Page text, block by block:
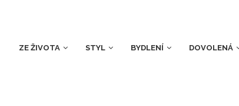
ZE ŽIVOTA STYL BYDLENÍ DOVOLENÁ